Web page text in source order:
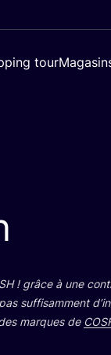
tour
! grâce à une
suf­fi­sam­ment
marques de